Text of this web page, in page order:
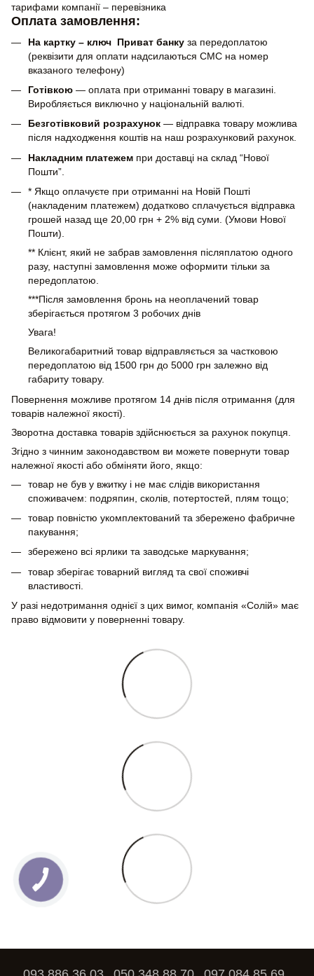
тарифами компанії – перевізника
Оплата замовлення:
На картку – ключ Приват банку за передоплатою
(реквізити для оплати надсилаються СМС на номер
вказаного телефону)
Готівкою — оплата при отриманні товару в магазині.
Виробляється виключно у національній валюті.
Безготівковий розрахунок — відправка товару можлива
після надходження коштів на наш розрахунковий рахунок.
Накладним платежем при доставці на склад “Нової
Пошти”.
* Якщо оплачуєте при отриманні на Новій Пошті
(накладеним платежем) додатково сплачується відправка
грошей назад ще 20,00 грн + 2% від суми. (Умови Нової
Пошти).
** Клієнт, який не забрав замовлення післяплатою одного
разу, наступні замовлення може оформити тільки за
передоплатою.
***Після замовлення бронь на неоплачений товар
зберігається протягом 3 робочих днів
Увага!
Великогабаритний товар відправляється за частковою
передоплатою від 1500 грн до 5000 грн залежно від
габариту товару.
Повернення можливе протягом 14 днів після отримання (для
товарів належної якості).
Зворотна доставка товарів здійснюється за рахунок покупця.
Згідно з чинним законодавством ви можете повернути товар
належної якості або обміняти його, якщо:
товар не був у вжитку і не має слідів використання
споживачем: подряпин, сколів, потертостей, плям тощо;
товар повністю укомплектований та збережено фабричне
пакування;
збережено всі ярлики та заводське маркування;
товар зберігає товарний вигляд та свої споживчі
властивості.
У разі недотримання однієї з цих вимог, компанія «Солій» має
право відмовити у поверненні товару.